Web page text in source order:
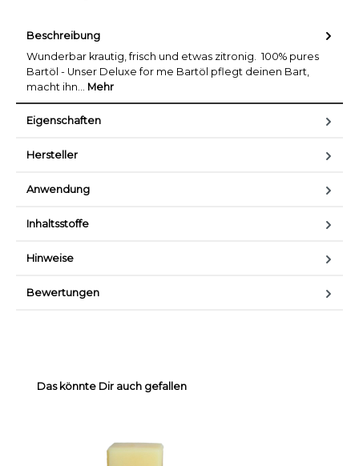
Beschreibung
Wunderbar krautig, frisch und etwas zitronig. 100% pures
Bartöl - Unser Deluxe for me Bartöl pflegt deinen Bart,
macht ihn… Mehr
Eigenschaften
Hersteller
Anwendung
Inhaltsstoffe
Hinweise
Bewertungen
Produktgalerie überspringen
Das könnte Dir auch gefallen